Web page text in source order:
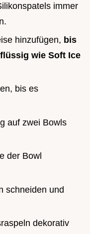
immer
hinzufügen, bis
wie Soft Ice
bis es
auf zwei Bowls
der Bowl
schneiden und
dekorativ